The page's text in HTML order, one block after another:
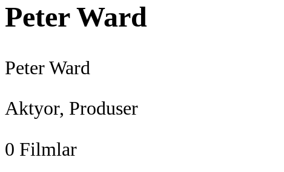
Peter Ward
Peter Ward
Aktyor, Produser
0 Filmlar